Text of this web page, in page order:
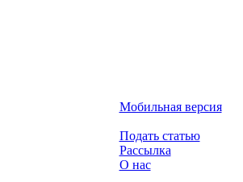
Мобильная версия
Подать статью
Рассылка
О нас